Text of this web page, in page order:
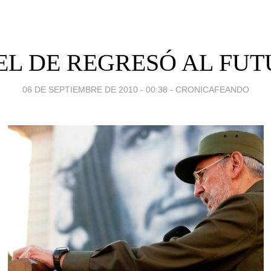
DE REGRESÓ AL
06 DE SEPTIEMBRE DE 2010 - 00:38 - CRONICAFEANDO